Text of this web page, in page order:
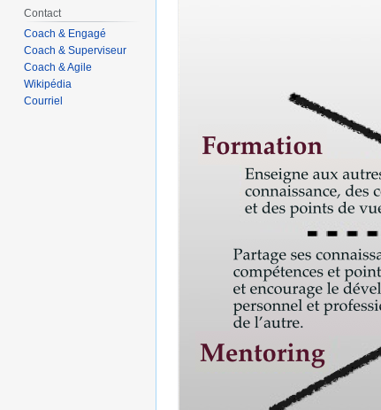
Contact
Coach & Engagé
Coach & Superviseur
Coach & Agile
Wikipédia
Courriel